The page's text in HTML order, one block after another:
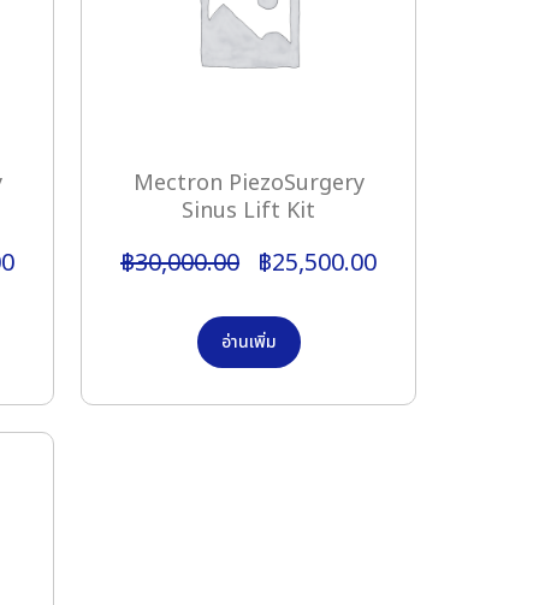
Mectron PiezoSurgery
Sinus Lift Kit
฿30,000.00 ฿25,500.00
อ่านเพิ่ม